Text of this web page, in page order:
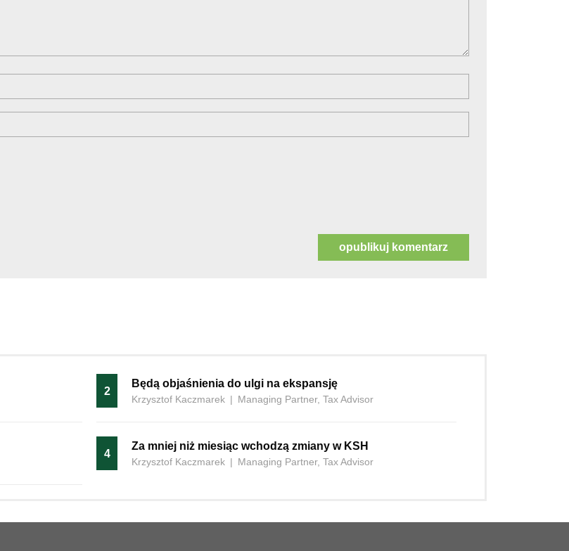
2
Będą objaśnienia do ulgi na ekspansję
Krzysztof Kaczmarek | Managing Partner, Tax Advisor
4
Za mniej niż miesiąc wchodzą zmiany w KSH
Krzysztof Kaczmarek | Managing Partner, Tax Advisor